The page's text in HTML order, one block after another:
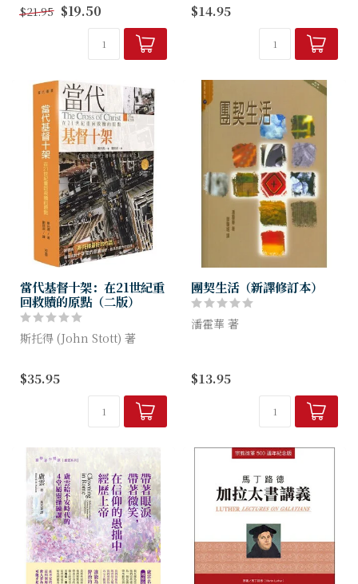
麼，怎樣才算認識神呢？
作者以勇氣、邏輯、清晰的文
$21.95 $19.50
讓我們跟著奧古斯丁的腳蹤，
走過他哲學思辯的青年，勇於
護教的中年，鞠躬盡瘁的晚
年；他的信心告白，將...
$14.95
當代基督十架：在21世紀重
回救贖的原點（二版）
斯托得 (John Stott) 著
品」
◆福音派對十字架的意義最
好、最具說服力的詮釋
◆斯托得逝世十週年暨百年誕
$35.95
團契生活（新譯修訂本）
潘霍華 著
時刻，透過一小群獻身、同心
的人彼此勸誡懺悔，共享分
擔，以基督為中心的群體生活
操練，結合成有...
$13.95